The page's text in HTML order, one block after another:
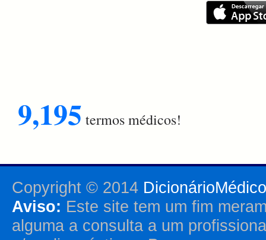
9,195 termos médicos!
Copyright © 2014
Aviso: Este site tem um fim
alguma a consulta a um